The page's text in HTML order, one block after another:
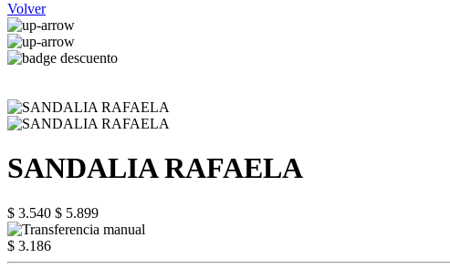
Volver
SANDALIA RAFAELA
$ 3.540 $ 5.899
$ 3.186